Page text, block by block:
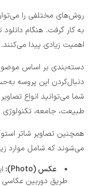
روش‌های مختلفی را
به کار گرفت. هنگام
اهمیت زیادی پیدا می‌کنند.
دسته‌بندی بر اساس
دنبال‌کردن این پروسه
شما می‌توانید انواع
طبیعت، جامعه، تکنولوژی
همچنین تصاویر شاتر
می‌شوند که شامل موارد
عکس (Photo):
طریق دوربین عکاسی